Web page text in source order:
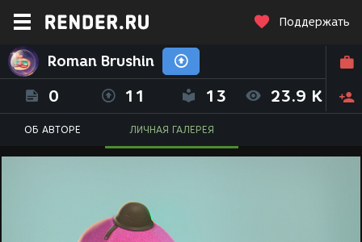
Поддержать
Roman Brushin
0 11 13 23.9 K
ОБ АВТОРЕ ЛИЧНАЯ ГАЛЕРЕЯ